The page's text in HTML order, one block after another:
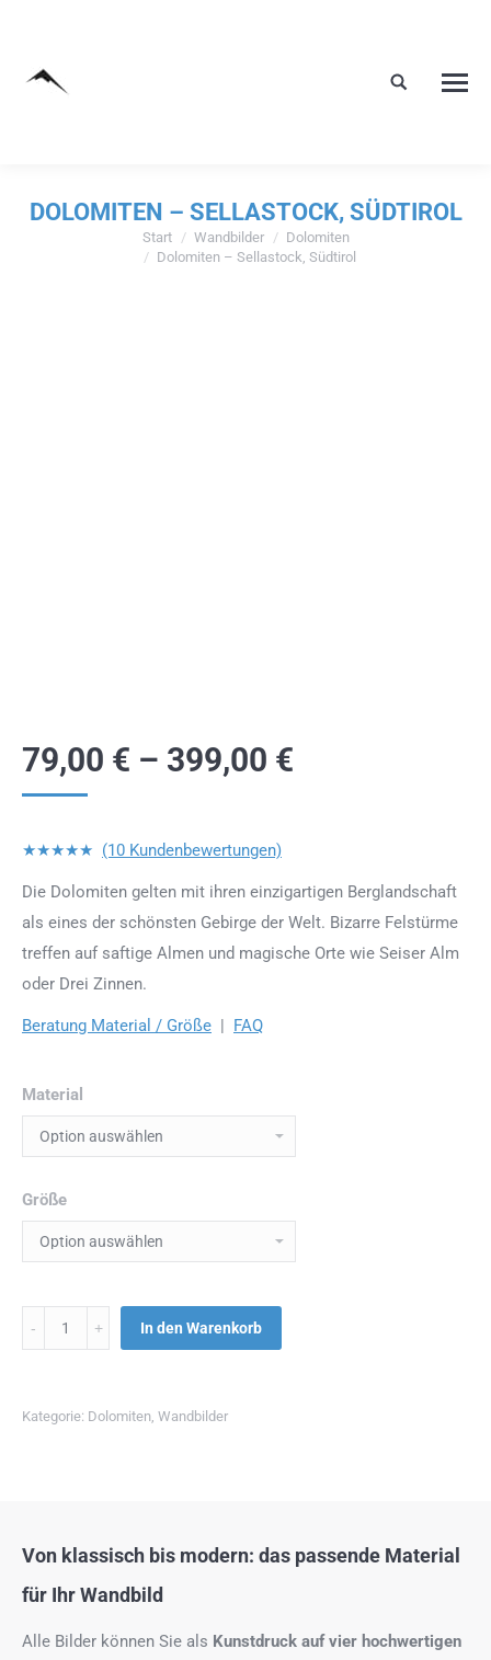
DOLOMITEN – SELLASTOCK, SÜDTIROL
Sie befinden sich hier:
Start Wandbilder
Dolomiten
Dolomiten – Sellastock, Südtirol
79,00 € – 399,00 €
★★★★★ (10 Kundenbewertungen)
Die Dolomiten gelten mit ihren einzigartigen Berglandschaft
als eines der schönsten Gebirge der Welt. Bizarre Felstürme
treffen auf saftige Almen und magische Orte wie Seiser Alm
oder Drei Zinnen.
Beratung Material / Größe | FAQ
Material
Größe
Menge In den Warenkorb
Kategorie: Dolomiten Wandbilder
Von klassisch bis modern: das passende Material
für Ihr Wandbild
Alle Bilder können Sie als Kunstdruck auf vier hochwertigen